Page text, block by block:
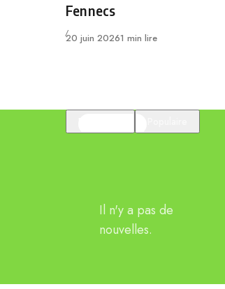
Fennecs
Publié
20 juin 20261 min lire
Il n'y a pas de
nouvelles.